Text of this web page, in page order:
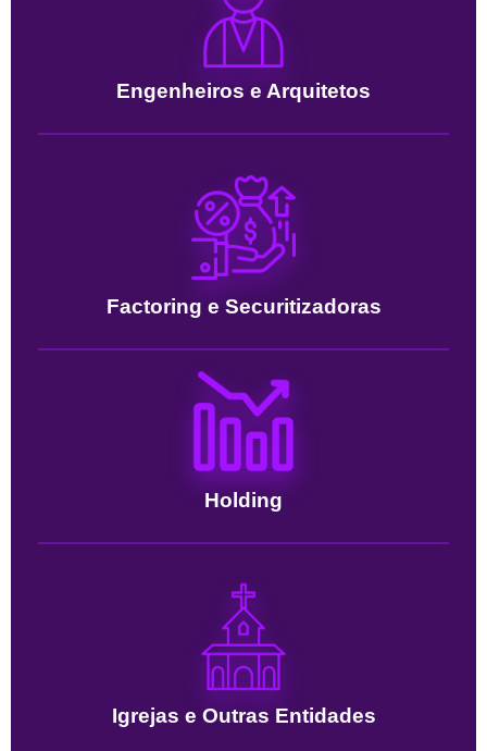
Engenheiros e Arquitetos
Factoring e Securitizadoras
Holding
Igrejas e Outras Entidades